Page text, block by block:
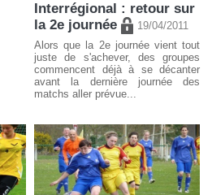
Interrégional : retour sur
la 2e journée
19/04/2011
Alors que la 2e journée vient tout
juste de s'achever, des groupes
commencent déjà à se décanter
avant la dernière journée des
matchs aller prévue...